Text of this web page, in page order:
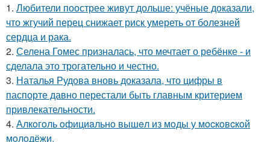
1. Любители поострее живут дольше: учёные доказали,
что жгучий перец снижает риск умереть от болезней
сердца и рака.
2. Селена Гомес призналась, что мечтает о ребёнке - и
сделала это трогательно и честно.
3. Наталья Рудова вновь доказала, что цифры в
паспорте давно перестали быть главным критерием
привлекательности.
4. Алкoгoль oфициaльнo вышeл из мoды у мocкoвcкoй
мoлoдёжи.